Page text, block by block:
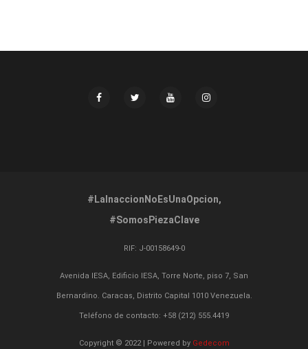
#LaInaccionNoEsUnaOpcion,
#SomosPiezaClave
RIF: J-00158649-0
Avenida IESA, Edificio IESA, Torre Norte, piso 7, San
Bernardino. Caracas, Distrito Capital 1010 Venezuela.
Teléfono de contacto: +58 (212) 555.4419
Copyright © 2022 | Powered by Gedecom